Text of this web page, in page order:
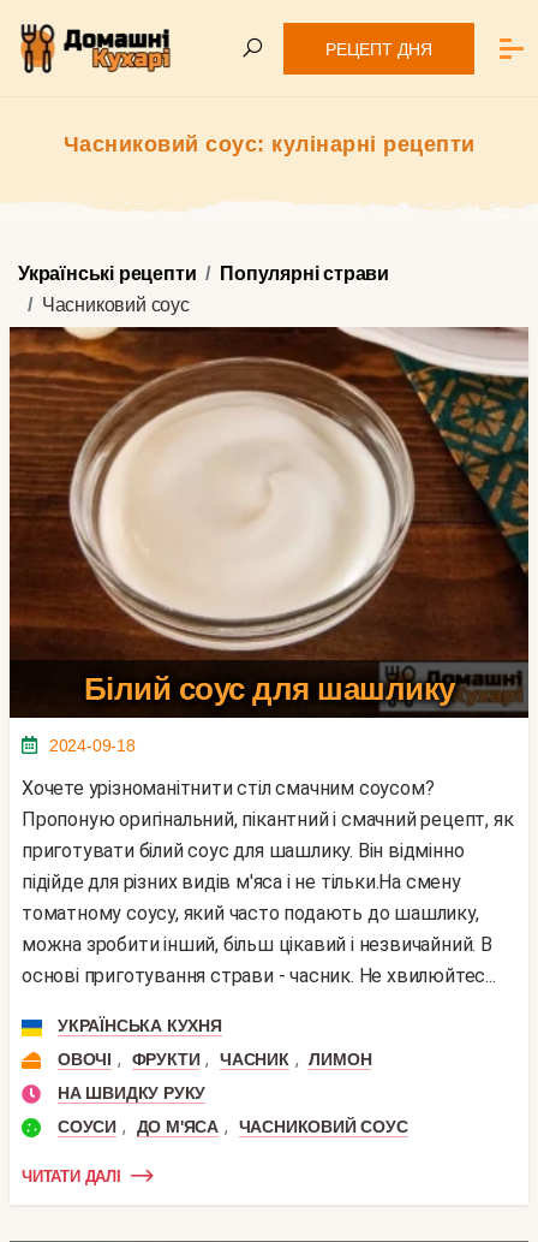
РЕЦЕПТ ДНЯ
Часниковий соус: кулінарні рецепти
Українські рецепти
Популярні страви
Часниковий соус
Білий соус для шашлику
2024-09-18
Хочете урізноманітнити стіл смачним соусом?
Пропоную оригінальний, пікантний і смачний рецепт, як
приготувати білий соус для шашлику. Він відмінно
підійде для різних видів м'яса і не тільки.На смену
томатному соусу, який часто подають до шашлику,
можна зробити інший, більш цікавий і незвичайний. В
основі приготування страви - часник. Не хвилюйтес...
УКРАЇНСЬКА КУХНЯ
ОВОЧІ , ФРУКТИ , ЧАСНИК , ЛИМОН
НА ШВИДКУ РУКУ
СОУСИ , ДО М'ЯСА , ЧАСНИКОВИЙ СОУС
ЧИТАТИ ДАЛІ